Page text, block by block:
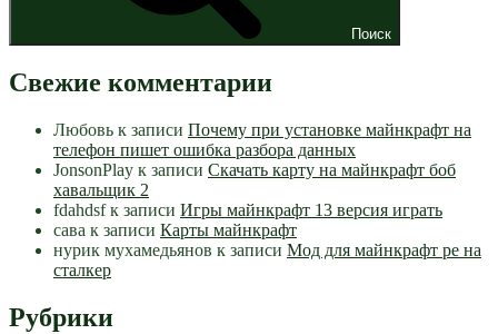
Поиск
Свежие комментарии
Любовь к записи Почему при установке майнкрафт на
телефон пишет ошибка разбора данных
JonsonPlay к записи Скачать карту на майнкрафт боб
хавальщик 2
fdahdsfк записи Игры майнкрафт 13 версия играть
сава к записи Карты майнкрафт
нурик мухамедьянов к записи Мод для майнкрафт pe на
сталкер
Рубрики